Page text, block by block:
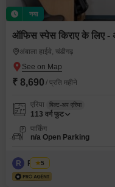
नया
ऑफिस स्पेस किराए के लिए -
अंबाला हाईवे, चंडीगढ़
₹ 8,690 / प्रति महीने
एरिया बिल्ट-अप एरिया
113 वर्ग फुट
पार्किंग
n/a Open Parking
R Regus
5